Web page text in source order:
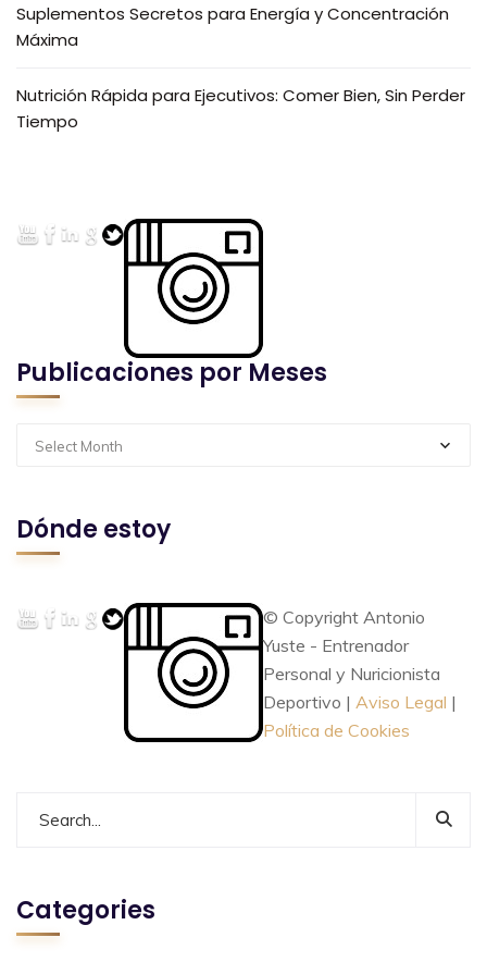
Suplementos Secretos para Energía y Concentración
Máxima
Nutrición Rápida para Ejecutivos: Comer Bien, Sin Perder
Tiempo
Publicaciones por Meses
Select Month
Dónde estoy
© Copyright Antonio
Yuste - Entrenador
Personal y Nuricionista
Deportivo | Aviso Legal |
Política de Cookies
Categories